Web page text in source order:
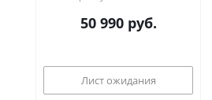
50 990руб.
Лист ожидания